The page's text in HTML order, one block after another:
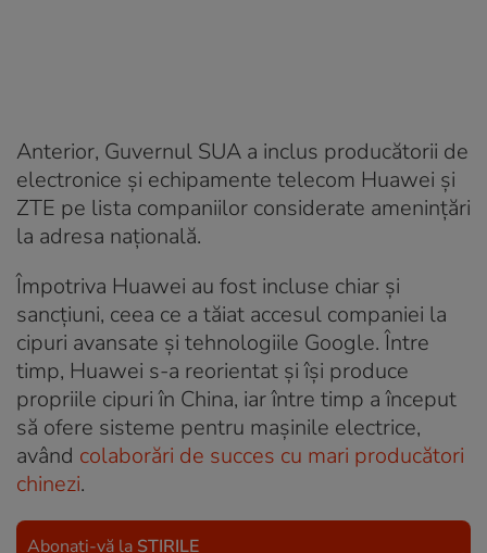
Anterior, Guvernul SUA a inclus producătorii de
electronice și echipamente telecom Huawei și
ZTE pe lista companiilor considerate amenințări
la adresa națională.
Împotriva Huawei au fost incluse chiar și
sancțiuni, ceea ce a tăiat accesul companiei la
cipuri avansate și tehnologiile Google. Între
timp, Huawei s-a reorientat și își produce
propriile cipuri în China, iar între timp a început
să ofere sisteme pentru mașinile electrice,
având colaborări de succes cu mari producători
chinezi.
Abonați-vă la ȘTIRILE